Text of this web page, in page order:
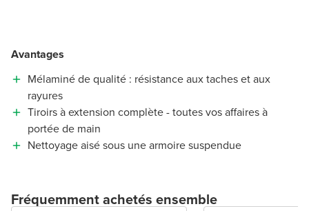
Avantages
Mélaminé de qualité : résistance aux taches et aux
rayures
Tiroirs à extension complète - toutes vos affaires à
portée de main
Nettoyage aisé sous une armoire suspendue
Fréquemment achetés ensemble